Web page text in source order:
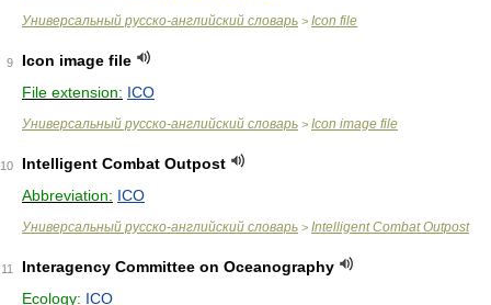
Универсальный русско-английский словарь > Icon file
9
Icon image file
File extension: ICO
Универсальный русско-английский словарь > Icon image file
10
Intelligent Combat Outpost
Abbreviation: ICO
Универсальный русско-английский словарь > Intelligent Combat Outpost
11
Interagency Committee on Oceanography
Ecology: ICO